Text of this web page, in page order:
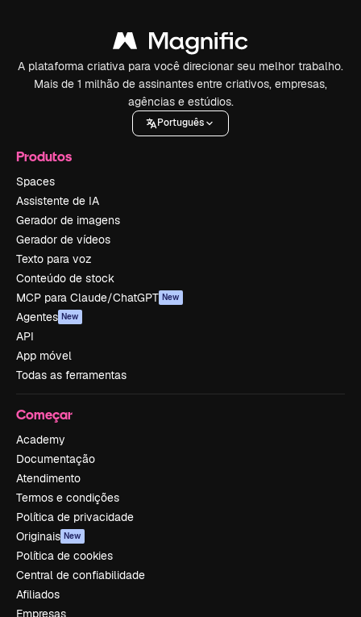
A plataforma criativa para você direcionar seu melhor trabalho.
Mais de 1 milhão de assinantes entre criativos, empresas,
agências e estúdios.
Português
Produtos
Spaces
Assistente de IA
Gerador de imagens
Gerador de vídeos
Texto para voz
Conteúdo de stock
MCP para Claude/ChatGPT New
Agentes New
API
App móvel
Todas as ferramentas
Começar
Academy
Documentação
Atendimento
Termos e condições
Política de privacidade
Originais New
Política de cookies
Central de confiabilidade
Afiliados
Empresas